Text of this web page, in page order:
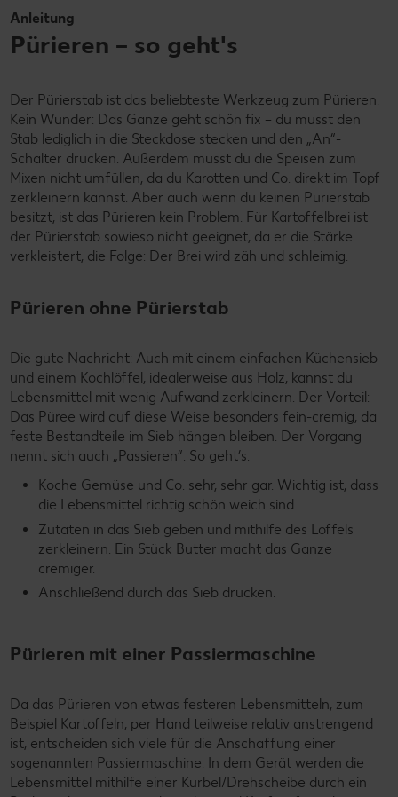
Anleitung
Pürieren – so geht's
Der Pürierstab ist das beliebteste Werkzeug zum Pürieren.
Kein Wunder: Das Ganze geht schön fix – du musst den
Stab lediglich in die Steckdose stecken und den „An“-
Schalter drücken. Außerdem musst du die Speisen zum
Mixen nicht umfüllen, da du Karotten und Co. direkt im Topf
zerkleinern kannst. Aber auch wenn du keinen Pürierstab
besitzt, ist das Pürieren kein Problem. Für Kartoffelbrei ist
der Pürierstab sowieso nicht geeignet, da er die Stärke
verkleistert, die Folge: Der Brei wird zäh und schleimig.
Pürieren ohne Pürierstab
Die gute Nachricht: Auch mit einem einfachen Küchensieb
und einem Kochlöffel, idealerweise aus Holz, kannst du
Lebensmittel mit wenig Aufwand zerkleinern. Der Vorteil:
Das Püree wird auf diese Weise besonders fein-cremig, da
feste Bestandteile im Sieb hängen bleiben. Der Vorgang
nennt sich auch „ Passieren“. So geht’s:
Koche Gemüse und Co. sehr, sehr gar. Wichtig ist, dass
die Lebensmittel richtig schön weich sind.
Zutaten in das Sieb geben und mithilfe des Löffels
zerkleinern. Ein Stück Butter macht das Ganze
cremiger.
Anschließend durch das Sieb drücken.
Pürieren mit einer Passiermaschine
Da das Pürieren von etwas festeren Lebensmitteln, zum
Beispiel Kartoffeln, per Hand teilweise relativ anstrengend
ist, entscheiden sich viele für die Anschaffung einer
sogenannten Passiermaschine. In dem Gerät werden die
Lebensmittel mithilfe einer Kurbel/Drehscheibe durch ein